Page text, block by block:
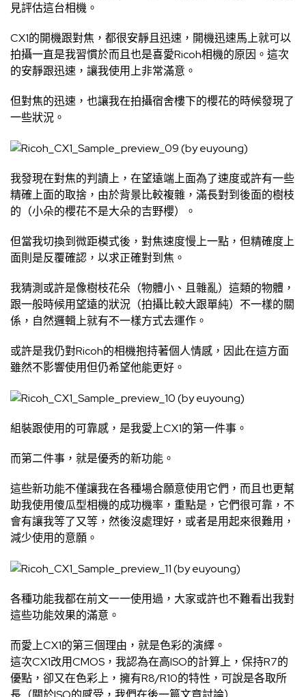
見評估這台相機。
CX1的開機跟對焦，都很安靜且迅速，開機迅速馬上就可以
拍攝一直是我習慣於而且也是喜愛Ricoh相機的原因。這次
的安靜跟迅速，讓我使用上非常滿意。
但對焦的迅速，也讓我在拍攝宿舍樓下的櫻花的時候發現了
一些狀況。
我發現在對焦的判讀上，在望遠端上面為了速度或許有一些
精確上面的取捨，由於背景比較複雜，滿長對到後面的樹枝
的（小朵的櫻花不是大朵的吉野櫻）。
但當我切換到微距模式後，對焦速度慢上一點，但精確度上
面則是反覆確認，以求正確對到焦。
我猜測或許是像樹枝花朵（物體小、且雜亂）這類的物體，
跟一般時候用望遠的狀況（拍攝比較大跟單純）不一樣的關
係，自然邏輯上就有不一樣方式去運作。
或許是我仍對Ricoh的相機抱持著個人情感，因此在這方面
雖然不影響使用但仍希望他能更好。
組裝跟使用的可靠感，是我愛上CX1的第一件事。
而第二件事，就是優秀的新功能。
這些新功能不僅讓我在各種場合願意使用它們，而且也更幫
助我使用傻瓜型相機的成功機率，重點是，它們很可靠，不
會有讓我等了又等，然後沒處理好，或者是用起來很難用，
減少使用的意願。
各種功能我都在前文一一使用過，大家或許也不難看出我對
這些功能效果的滿意。
而愛上CX1的第三個理由，就是色彩的演繹。
這次CX1改用CMOS，我認為在高ISO的計算上，保持R7的
優點，卻又在色彩上，擁有R8/R10的特性，可說是各取所